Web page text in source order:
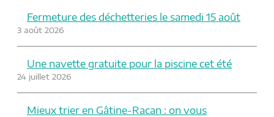
Fermeture des déchetteries le samedi 15 août
3 août 2026
Une navette gratuite pour la piscine cet été
24 juillet 2026
Mieux trier en Gâtine-Racan : on vous